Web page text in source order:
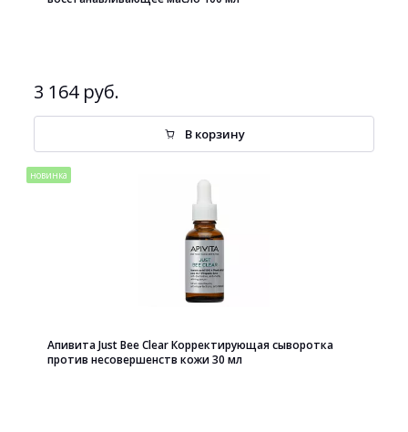
3 164 руб.
В корзину
новинка
Апивита Just Bee Clear Корректирующая сыворотка
против несовершенств кожи 30 мл